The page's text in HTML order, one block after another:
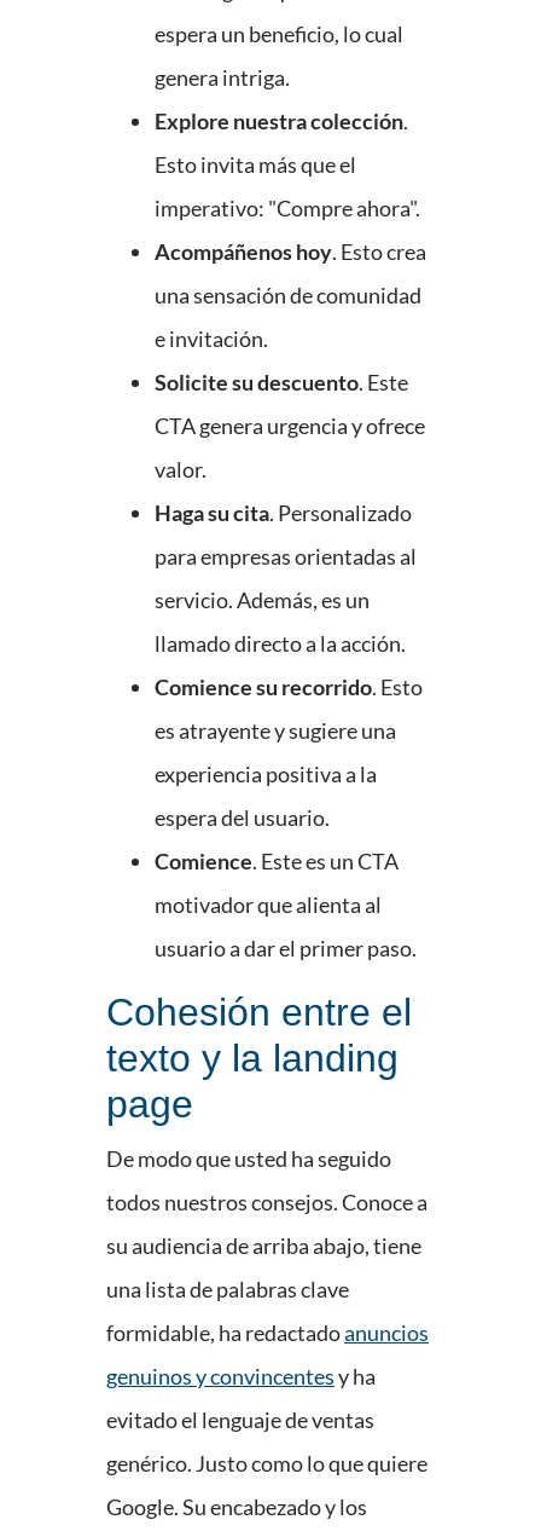
espera un beneficio, lo cual
genera intriga.
Explore nuestra colección.
Esto invita más que el
imperativo: "Compre ahora".
Acompáñenos hoy. Esto crea
una sensación de comunidad
e invitación.
Solicite su descuento. Este
CTA genera urgencia y ofrece
valor.
Haga su cita. Personalizado
para empresas orientadas al
servicio. Además, es un
llamado directo a la acción.
Comience su recorrido. Esto
es atrayente y sugiere una
experiencia positiva a la
espera del usuario.
Comience. Este es un CTA
motivador que alienta al
usuario a dar el primer paso.
Cohesión entre el
texto y la landing
page
De modo que usted ha seguido
todos nuestros consejos. Conoce a
su audiencia de arriba abajo, tiene
una lista de palabras clave
formidable, ha redactadoanuncios
genuinos y convincentesy ha
evitado el lenguaje de ventas
genérico. Justo como lo que quiere
Google. Su encabezado y los